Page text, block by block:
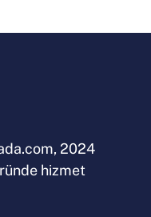
2024
hizmet